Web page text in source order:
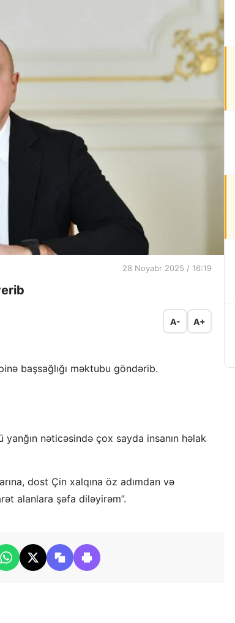
28 Noyabr 2025 / 16:19
A- A+
başsağlığı məktubu göndərib.
nəticəsində çox sayda insanın həlak
dost Çin xalqına öz adımdan və
alanlara şəfa diləyirəm”.